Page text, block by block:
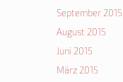
September 2015
August 2015
Juni 2015
März 2015